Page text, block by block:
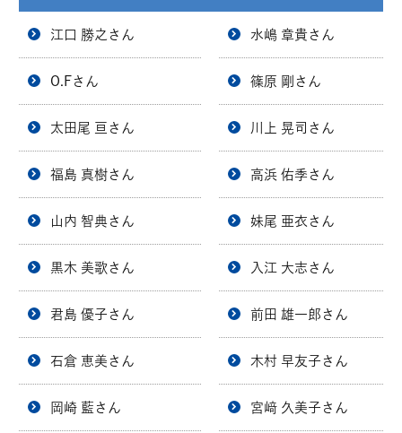
江口 勝之さん
O.Fさん
太田尾 亘さん
福島 真樹さん
山内 智典さん
黒木 美歌さん
君島 優子さん
石倉 恵美さん
岡崎 藍さん
水嶋 章貴さん
篠原 剛さん
川上 晃司さん
高浜 佑季さん
妹尾 亜衣さん
入江 大志さん
前田 雄一郎さん
木村 早友子さん
宮﨑 久美子さん